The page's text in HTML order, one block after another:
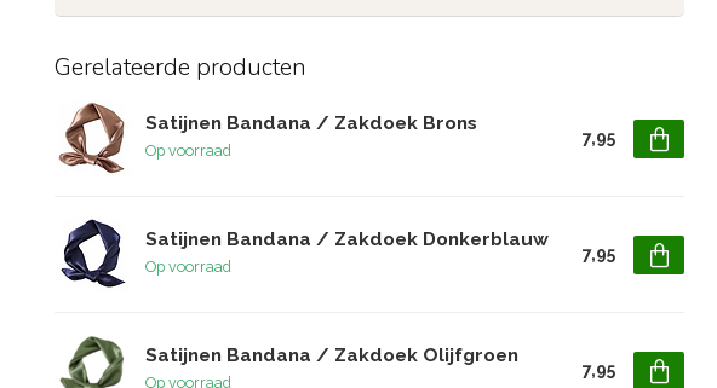
Gerelateerde producten
Satijnen Bandana / Zakdoek Brons
Op voorraad
7,95
Satijnen Bandana / Zakdoek Donkerblauw
Op voorraad
7,95
Satijnen Bandana / Zakdoek Olijfgroen
Op voorraad
7,95